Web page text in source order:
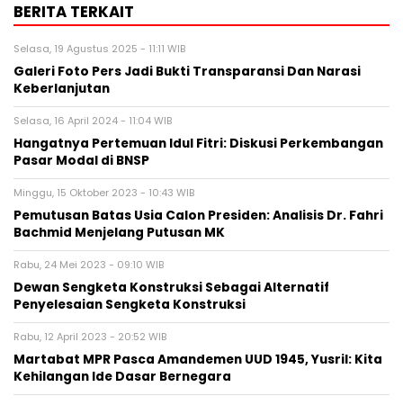
BERITA TERKAIT
Selasa, 19 Agustus 2025 - 11:11 WIB
Galeri Foto Pers Jadi Bukti Transparansi Dan Narasi
Keberlanjutan
Selasa, 16 April 2024 - 11:04 WIB
Hangatnya Pertemuan Idul Fitri: Diskusi Perkembangan
Pasar Modal di BNSP
Minggu, 15 Oktober 2023 - 10:43 WIB
Pemutusan Batas Usia Calon Presiden: Analisis Dr. Fahri
Bachmid Menjelang Putusan MK
Rabu, 24 Mei 2023 - 09:10 WIB
Dewan Sengketa Konstruksi Sebagai Alternatif
Penyelesaian Sengketa Konstruksi
Rabu, 12 April 2023 - 20:52 WIB
Martabat MPR Pasca Amandemen UUD 1945, Yusril: Kita
Kehilangan Ide Dasar Bernegara